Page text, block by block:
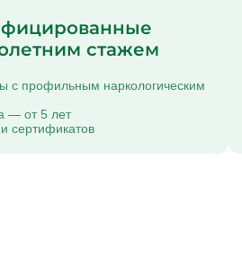
стажем
с профильным наркологическим
— от 5 лет
сертификатов